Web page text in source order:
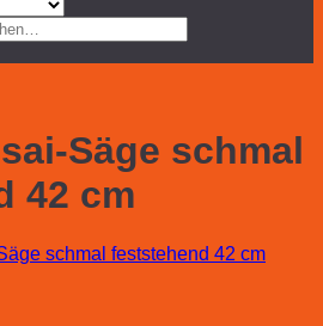
Säge schmal
42 cm
schmal feststehend 42 cm